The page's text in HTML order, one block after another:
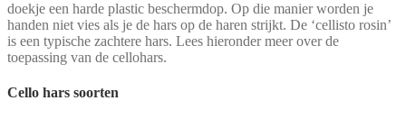
doekje een harde plastic beschermdop. Op die manier worden je
handen niet vies als je de hars op de haren strijkt. De ‘cellisto rosin’
is een typische zachtere hars. Lees hieronder meer over de
toepassing van de cellohars.
Cello hars soorten